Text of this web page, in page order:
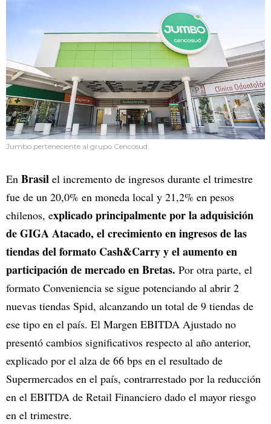
Jumbo perteneciente al grupo Cencosud.
En Brasil el incremento de ingresos durante el trimestre
fue de un 20,0% en moneda local y 21,2% en pesos
chilenos, explicado principalmente por la adquisición
de GIGA Atacado, el crecimiento en ingresos de las
tiendas del formato Cash&Carry y el aumento en
participación de mercado en Bretas. Por otra parte, el
formato Conveniencia se sigue potenciando al abrir 2
nuevas tiendas Spid, alcanzando un total de 9 tiendas de
ese tipo en el país. El Margen EBITDA Ajustado no
presentó cambios significativos respecto al año anterior,
explicado por el alza de 66 bps en el resultado de
Supermercados en el país, contrarrestado por la reducción
en el EBITDA de Retail Financiero dado el mayor riesgo
en el trimestre.